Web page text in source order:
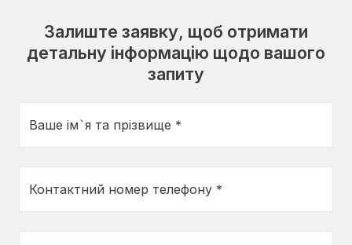
Залиште заявку, щоб отримати
детальну інформацію щодо вашого
запиту
Ваше ім`я та прізвище *
Контактний номер телефону *